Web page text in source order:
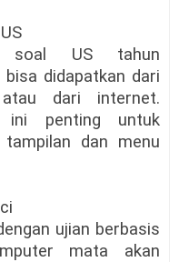
soal US tahun
bisa didapatkan dari
dari internet.
ini penting untuk
dan menu
ujian berbasis
mata akan